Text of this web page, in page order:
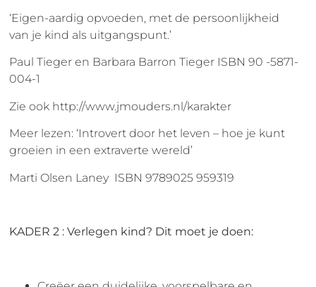
‘Eigen-aardig opvoeden, met de persoonlijkheid
van je kind als uitgangspunt.’
Paul Tieger en Barbara Barron Tieger ISBN 90 -5871-
004-1
Zie ook http://www.jmouders.nl/karakter
Meer lezen: ‘Introvert door het leven – hoe je kunt
groeien in een extraverte wereld’
Marti Olsen Laney ISBN 9789025 959319
KADER 2 : Verlegen kind? Dit moet je doen: